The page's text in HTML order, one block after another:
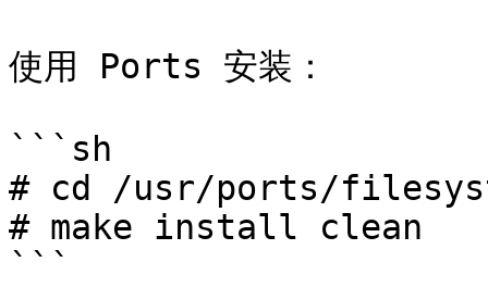
使用 Ports 安装：
```sh
# cd /usr/ports/
# make install clean
```